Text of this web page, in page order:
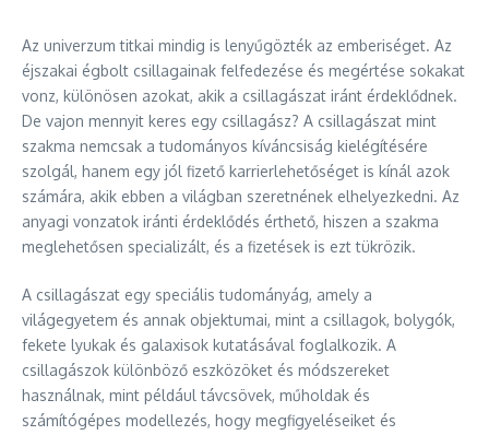
Az univerzum titkai mindig is lenyűgözték az emberiséget. Az
éjszakai égbolt csillagainak felfedezése és megértése sokakat
vonz, különösen azokat, akik a csillagászat iránt érdeklődnek.
De vajon mennyit keres egy csillagász? A csillagászat mint
szakma nemcsak a tudományos kíváncsiság kielégítésére
szolgál, hanem egy jól fizető karrierlehetőséget is kínál azok
számára, akik ebben a világban szeretnének elhelyezkedni. Az
anyagi vonzatok iránti érdeklődés érthető, hiszen a szakma
meglehetősen specializált, és a fizetések is ezt tükrözik.
A csillagászat egy speciális tudományág, amely a
világegyetem és annak objektumai, mint a csillagok, bolygók,
fekete lyukak és galaxisok kutatásával foglalkozik. A
csillagászok különböző eszközöket és módszereket
használnak, mint például távcsövek, műholdak és
számítógépes modellezés, hogy megfigyeléseiket és